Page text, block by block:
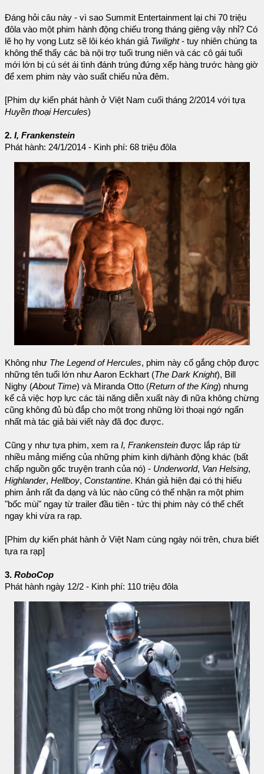
Đáng hỏi câu này - vì sao Summit Entertainment lại chi 70 triệu
đôla vào một phim hành động chiếu trong tháng giêng vậy nhỉ? Có
lẽ họ hy vọng Lutz sẽ lôi kéo khán giả Twilight- tuy nhiên chúng ta
không thể thấy các bà nội trợ tuổi trung niên và các cô gái tuổi
mới lớn bị cú sét ái tình đánh trúng đứng xếp hàng trước hàng giờ
để xem phim này vào suất chiếu nửa đêm.
[Phim dự kiến phát hành ở Việt Nam cuối tháng 2/2014 với tựa
Huyền thoại Hercules)
2. I, Frankenstein
Phát hành: 24/1/2014 - Kinh phí: 68 triệu đôla
Không như The Legend of Hercules, phim này cố gắng chộp được
những tên tuổi lớn như Aaron Eckhart (The Dark Knight), Bill
Nighy (About Time) và Miranda Otto (Return of the King) nhưng
kể cả việc hợp lực các tài năng diễn xuất này đi nữa không chừng
cũng không đủ bù đắp cho một trong những lời thoại ngớ ngẩn
nhất mà tác giả bài viết này đã đọc được.
Cũng y như tựa phim, xem ra I, Frankenstein được lắp ráp từ
nhiều mảng miếng của những phim kinh dị/hành động khác (bất
chấp nguồn gốc truyện tranh của nó) - Underworld, Van Helsing,
Highlander, Hellboy, Constantine. Khán giả hiện đại có thị hiếu
phim ảnh rất đa dạng và lúc nào cũng có thể nhận ra một phim
"bốc mùi" ngay từ trailer đầu tiên - tức thị phim này có thể chết
ngay khi vừa ra rạp.
[Phim dự kiến phát hành ở Việt Nam cùng ngày nói trên, chưa biết
tựa ra rạp]
3. RoboCop
Phát hành ngày 12/2 - Kinh phí: 110 triệu đôla